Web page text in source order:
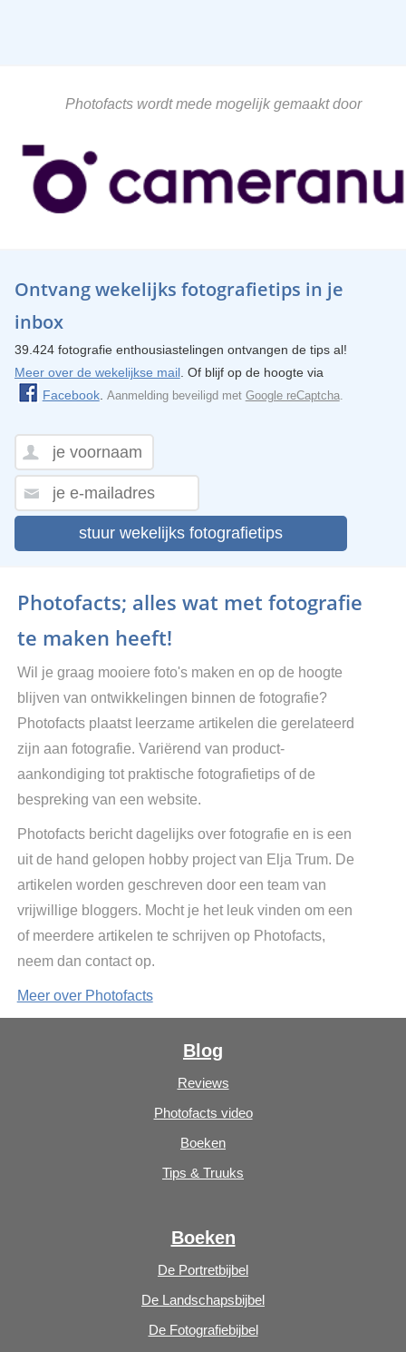
Photofacts wordt mede mogelijk gemaakt door
Ontvang wekelijks fotografietips in je
inbox
39.424 fotografie enthousiastelingen ontvangen de tips al!
Meer over de wekelijkse mail. Of blijf op de hoogte via
Facebook. Aanmelding beveiligd met Google reCaptcha.
stuur wekelijks fotografietips
Photofacts; alles wat met fotografie
te maken heeft!
Wil je graag mooiere foto's maken en op de hoogte
blijven van ontwikkelingen binnen de fotografie?
Photofacts plaatst leerzame artikelen die gerelateerd
zijn aan fotografie. Variërend van product-
aankondiging tot praktische fotografietips of de
bespreking van een website.
Photofacts bericht dagelijks over fotografie en is een
uit de hand gelopen hobby project van Elja Trum. De
artikelen worden geschreven door een team van
vrijwillige bloggers. Mocht je het leuk vinden om een
of meerdere artikelen te schrijven op Photofacts,
neem dan contact op.
Meer over Photofacts
Blog
Reviews
Photofacts video
Boeken
Tips & Truuks
Boeken
De Portretbijbel
De Landschapsbijbel
De Fotografiebijbel